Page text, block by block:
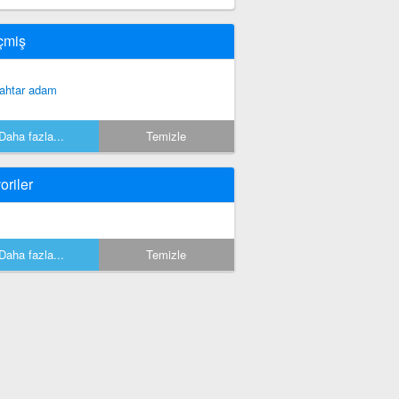
adam
Daha fazla... Temizle
Daha fazla... Temizle